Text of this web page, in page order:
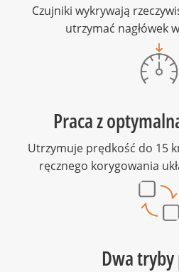
Czujniki wykrywają
utrzymać nagłówek
Praca z
Utrzymuje prędkość do 15
ręcznego korygowania
Dwa